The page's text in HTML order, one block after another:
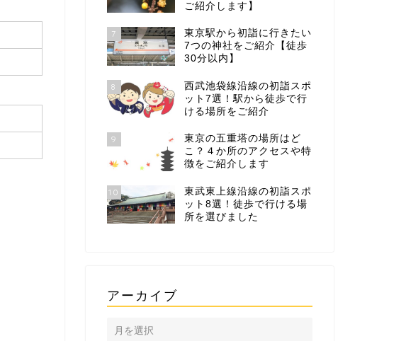
ご紹介します】
7
東京駅から初詣に行きたい
7つの神社をご紹介【徒歩
30分以内】
8
西武池袋線沿線の初詣スポ
ット7選！駅から徒歩で行
ける場所をご紹介
9
東京の五重塔の場所はど
こ？４か所のアクセスや特
徴をご紹介します
10
東武東上線沿線の初詣スポ
ット8選！徒歩で行ける場
所を選びました
アーカイブ